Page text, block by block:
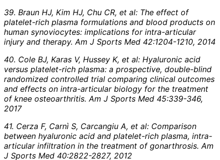
39. Braun HJ, Kim HJ, Chu CR, et al: The effect of
platelet-rich plasma formulations and blood products on
human synoviocytes: implications for intra-articular
injury and therapy. Am J Sports Med 42:1204-1210, 2014
40. Cole BJ, Karas V, Hussey K, et al: Hyaluronic acid
versus platelet-rich plasma: a prospective, double-blind
randomized controlled trial comparing clinical outcomes
and effects on intra-articular biology for the treatment
of knee osteoarthritis. Am J Sports Med 45:339-346,
2017
41. Cerza F, Carnì S, Carcangiu A, et al: Comparison
between hyaluronic acid and platelet-rich plasma, intra-
articular infiltration in the treatment of gonarthrosis. Am
J Sports Med 40:2822-2827, 2012